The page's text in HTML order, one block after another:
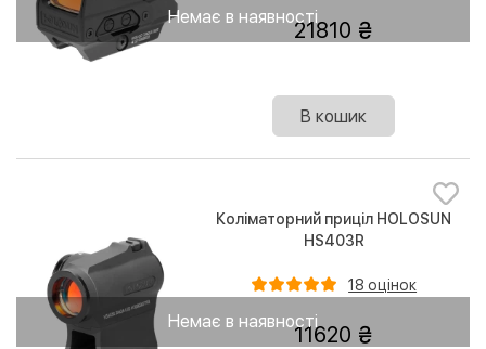
Немає в наявності21810
В кошик
Немає в наявності
Коліматорний приціл HOLOSUN
HS403R
18 оцінок
11620